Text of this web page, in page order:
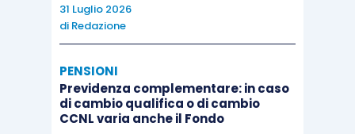
31 Luglio 2026
di Redazione
PENSIONI
Previdenza complementare: in caso
di cambio qualifica o di cambio
CCNL varia anche il Fondo